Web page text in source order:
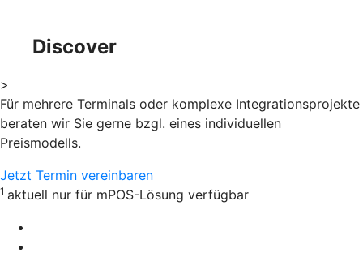
Discover
>
Für mehrere Terminals oder komplexe Integrationsprojekte
beraten wir Sie gerne bzgl. eines individuellen
Preismodells.
Jetzt Termin vereinbaren
1 aktuell nur für mPOS-Lösung verfügbar